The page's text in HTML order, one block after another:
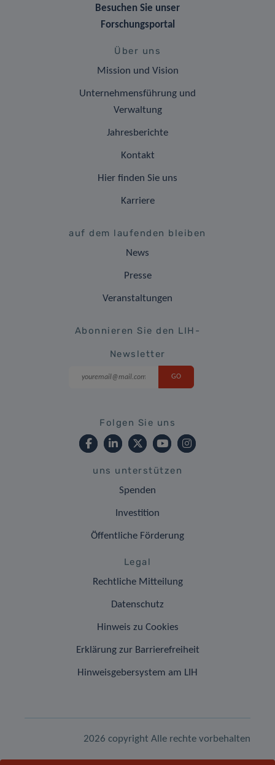
Besuchen Sie unser
Forschungsportal
Über uns
Mission und Vision
Unternehmensführung und
Verwaltung
Jahresberichte
Kontakt
Hier finden Sie uns
Karriere
auf dem laufenden bleiben
News
Presse
Veranstaltungen
Abonnieren Sie den LIH-
Newsletter
Folgen Sie uns
uns unterstützen
Spenden
Investition
Öffentliche Förderung
Legal
Rechtliche Mitteilung
Datenschutz
Hinweis zu Cookies
Erklärung zur Barrierefreiheit
Hinweisgebersystem am LIH
2026 copyright Alle rechte vorbehalten